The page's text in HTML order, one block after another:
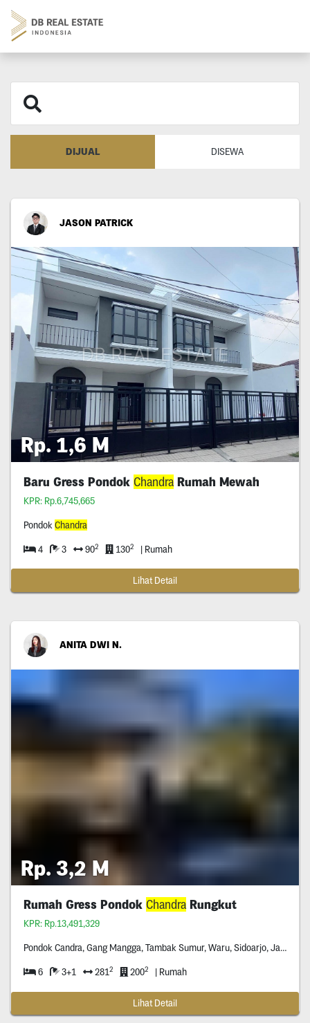
DIJUAL DISEWA
JASON PATRICK
Rp. 1,6 M
Baru Gress Pondok ChandraRumah Mewah
KPR: Rp.6,745,665
Pondok Chandra
4 3 902 1302 | Rumah
Lihat Detail
ANITA DWI N.
Rp. 3,2 M
Rumah Gress Pondok ChandraRungkut
KPR: Rp.13,491,329
Pondok Candra, Gang Mangga, Tambak Sumur, Waru, Sidoarjo, Jawa Timur *****
6 3+1 2812 2002 | Rumah
Lihat Detail